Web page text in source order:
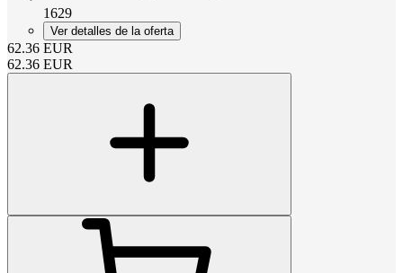
1629
Ver detalles de la oferta
62.36 EUR
62.36 EUR